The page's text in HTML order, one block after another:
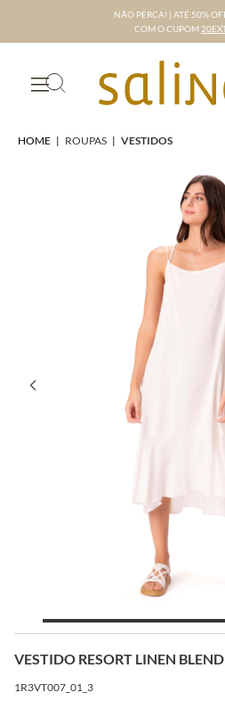
NÃO PERCA! | ATÉ 50%
COM O CUPOM
HOME | ROUPAS | VESTIDOS
VESTIDO RESORT LINEN
1R3VT007_01_3